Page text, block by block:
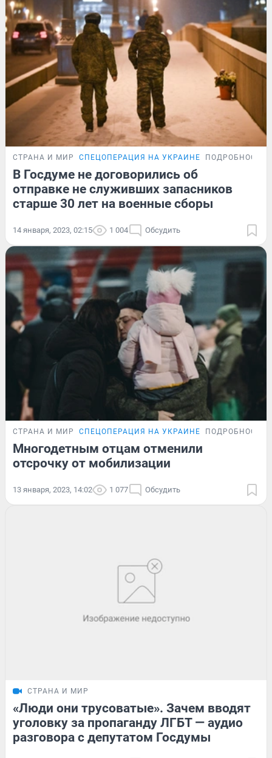
СТРАНА И МИР СПЕЦОПЕРАЦИЯ НА УКРАИНЕ ПОДРОБНОСТИ
В Госдуме не договорились об
отправке не служивших запасников
старше 30 лет на военные сборы
14 января, 2023, 02:15 1 004 Обсудить
СТРАНА И МИР СПЕЦОПЕРАЦИЯ НА УКРАИНЕ ПОДРОБНОСТИ
Многодетным отцам отменили
отсрочку от мобилизации
13 января, 2023, 14:02 1 077 Обсудить
СТРАНА И МИР
«Люди они трусоватые». Зачем вводят
уголовку за пропаганду ЛГБТ — аудио
разговора с депутатом Госдумы